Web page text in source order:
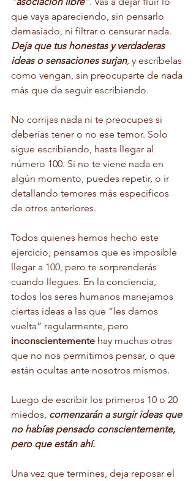
que vaya apareciendo, sin pensarlo
demasiado, ni filtrar o censurar nada.
Deja que tus honestas y verdaderas
ideas o sensaciones surjan, y escríbelas
como vengan, sin preocuparte de nada
más que de seguir escribiendo.
No corrijas nada ni te preocupes si
deberías tener o no ese temor. Solo
sigue escribiendo, hasta llegar al
número 100. Si no te viene nada en
algún momento, puedes repetir, o ir
detallando temores más específicos
de otros anteriores.
Todos quienes hemos hecho este
ejercicio, pensamos que es imposible
llegar a 100, pero te sorprenderás
cuando llegues. En la conciencia,
todos los seres humanos manejamos
ciertas ideas a las que “les damos
vuelta” regularmente, pero
inconscientemente hay muchas otras
que no nos permitimos pensar, o que
están ocultas ante nosotros mismos.
Luego de escribir los primeros 10 o 20
miedos, comenzarán a surgir ideas que
no habías pensado conscientemente,
pero que están ahí.
Una vez que termines, deja reposar el